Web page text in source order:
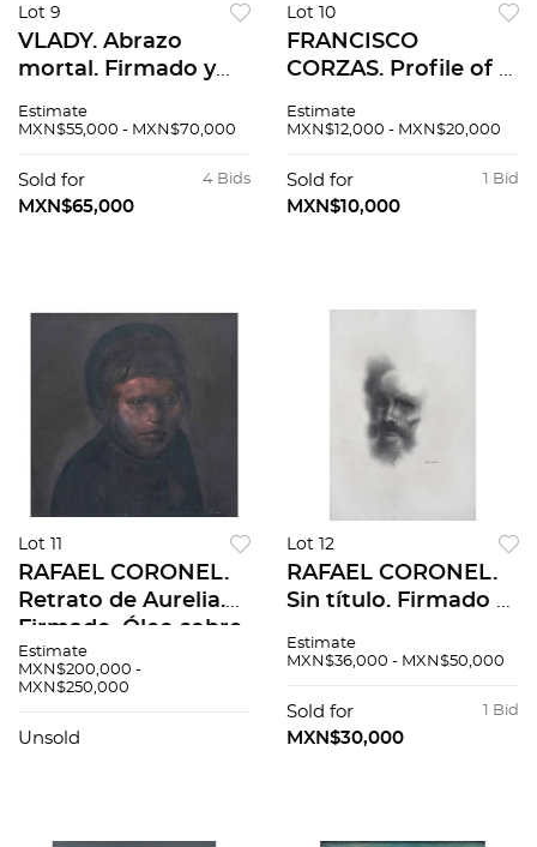
Lot 9
VLADY. Abrazo
mortal. Firmado y
Óleo sobre madera.
Estimate
MXN$55,000 - MXN$70,000
4 Bids
Sold for
MXN$65,000
Lot 10
FRANCISCO
CORZAS. Profile of a
fechada 73. Tinta
27 cm
Estimate
MXN$12,000 - MXN$20,000
1 Bid
Sold for
MXN$10,000
Lot 11
RAFAEL CORONEL.
Retrato de Aurelia.
Firmado. Óleo sobre
tela. 45 x 45.5 cm
Estimate
MXN$200,000 -
MXN$250,000
Unsold
Lot 12
RAFAEL CORONEL.
Sin título. Firmado y
grafito sobre papel.
Estimate
MXN$36,000 - MXN$50,000
1 Bid
Sold for
MXN$30,000